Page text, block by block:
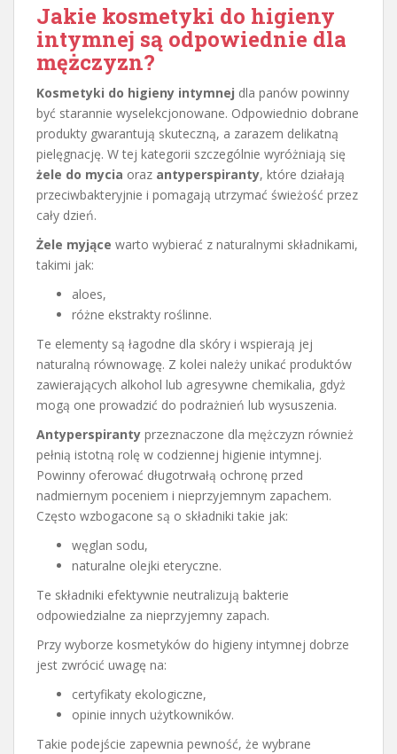
Jakie kosmetyki do higieny
intymnej są odpowiednie dla
mężczyzn?
Kosmetyki do higieny intymnej dla panów powinny
być starannie wyselekcjonowane. Odpowiednio dobrane
produkty gwarantują skuteczną, a zarazem delikatną
pielęgnację. W tej kategorii szczególnie wyróżniają się
żele do mycia oraz antyperspiranty, które działają
przeciwbakteryjnie i pomagają utrzymać świeżość przez
cały dzień.
Żele myjące warto wybierać z naturalnymi składnikami,
takimi jak:
aloes,
różne ekstrakty roślinne.
Te elementy są łagodne dla skóry i wspierają jej
naturalną równowagę. Z kolei należy unikać produktów
zawierających alkohol lub agresywne chemikalia, gdyż
mogą one prowadzić do podrażnień lub wysuszenia.
Antyperspiranty przeznaczone dla mężczyzn również
pełnią istotną rolę w codziennej higienie intymnej.
Powinny oferować długotrwałą ochronę przed
nadmiernym poceniem i nieprzyjemnym zapachem.
Często wzbogacone są o składniki takie jak:
węglan sodu,
naturalne olejki eteryczne.
Te składniki efektywnie neutralizują bakterie
odpowiedzialne za nieprzyjemny zapach.
Przy wyborze kosmetyków do higieny intymnej dobrze
jest zwrócić uwagę na:
certyfikaty ekologiczne,
opinie innych użytkowników.
Takie podejście zapewnia pewność, że wybrane